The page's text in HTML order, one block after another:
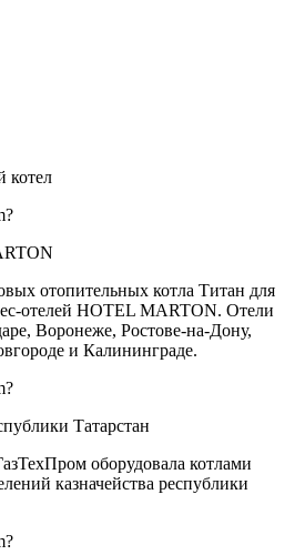
котел
отопительных котла Титан для
отелей HOTEL MARTON. Отели
Воронеже, Ростове-на-Дону,
и Калининграде.
Татарстан
оборудовала котлами
казначейства республики